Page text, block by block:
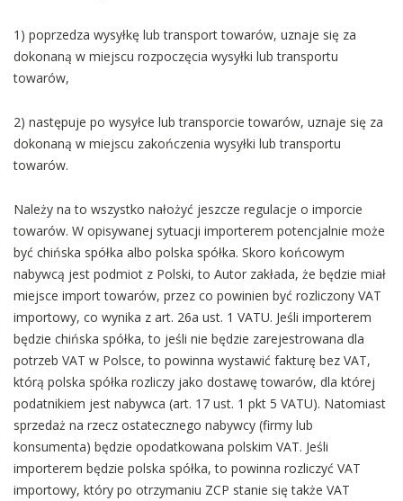
1) poprzedza wysyłkę lub transport towarów, uznaje się za
dokonaną w miejscu rozpoczęcia wysyłki lub transportu
towarów,
2) następuje po wysyłce lub transporcie towarów, uznaje się za
dokonaną w miejscu zakończenia wysyłki lub transportu
towarów.
Należy na to wszystko nałożyć jeszcze regulacje o imporcie
towarów. W opisywanej sytuacji importerem potencjalnie może
być chińska spółka albo polska spółka. Skoro końcowym
nabywcą jest podmiot z Polski, to Autor zakłada, że będzie miał
miejsce import towarów, przez co powinien być rozliczony VAT
importowy, co wynika z art. 26a ust. 1 VATU. Jeśli importerem
będzie chińska spółka, to jeśli nie będzie zarejestrowana dla
potrzeb VAT w Polsce, to powinna wystawić fakturę bez VAT,
którą polska spółka rozliczy jako dostawę towarów, dla której
podatnikiem jest nabywca (art. 17 ust. 1 pkt 5 VATU). Natomiast
sprzedaż na rzecz ostatecznego nabywcy (firmy lub
konsumenta) będzie opodatkowana polskim VAT. Jeśli
importerem będzie polska spółka, to powinna rozliczyć VAT
importowy, który po otrzymaniu ZCP stanie się także VAT